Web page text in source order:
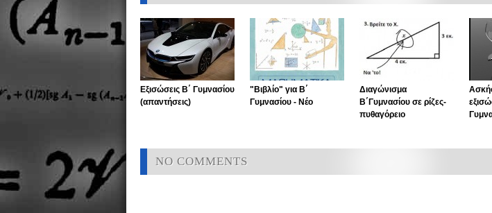
Εξισώσεις Β΄ Γυμνασίου
(απαντήσεις)
"Βιβλίο" για Β΄
Γυμνασίου - Νέο
Διαγώνισμα
Β΄Γυμνασίου σε ρίζες-
πυθαγόρειο
NO COMMENTS